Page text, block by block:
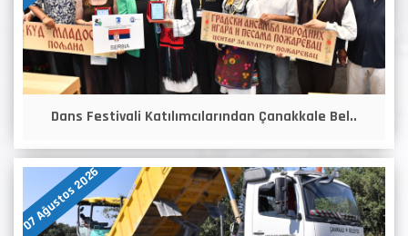
Dans Festivali Katılımcılarından Çanakkale Bel..
07 Ağustos 2026